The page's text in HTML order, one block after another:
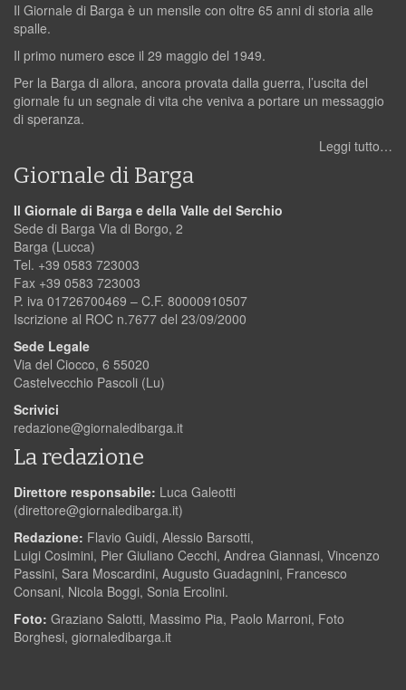
Il Giornale di Barga è un mensile con oltre 65 anni di storia alle
spalle.
Il primo numero esce il 29 maggio del 1949.
Per la Barga di allora, ancora provata dalla guerra, l’uscita del
giornale fu un segnale di vita che veniva a portare un messaggio
di speranza.
Leggi tutto…
Giornale di Barga
Il Giornale di Barga e della Valle del Serchio
Sede di Barga Via di Borgo, 2
Barga (Lucca)
Tel. +39 0583 723003
Fax +39 0583 723003
P. iva 01726700469 – C.F. 80000910507
Iscrizione al ROC n.7677 del 23/09/2000
Sede Legale
Via del Ciocco, 6 55020
Castelvecchio Pascoli (Lu)
Scrivici
redazione@giornaledibarga.it
La redazione
Direttore responsabile: Luca Galeotti
(direttore@giornaledibarga.it)
Redazione: Flavio Guidi, Alessio Barsotti,
Luigi Cosimini, Pier Giuliano Cecchi, Andrea Giannasi, Vincenzo
Passini, Sara Moscardini, Augusto Guadagnini, Francesco
Consani, Nicola Boggi, Sonia Ercolini.
Foto: Graziano Salotti, Massimo Pia, Paolo Marroni, Foto
Borghesi, giornaledibarga.it